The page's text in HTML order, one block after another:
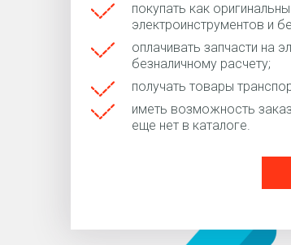
покупать как
электроинструментов и
оплачивать запчасти на
безналичному расчету;
получать товары
иметь возможность
еще нет в каталоге.